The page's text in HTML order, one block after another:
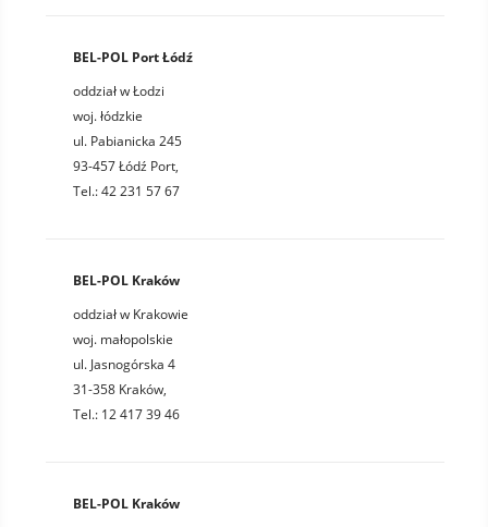
BEL-POL Port Łódź
oddział w Łodzi
woj. łódzkie
ul. Pabianicka 245
93-457 Łódź Port,
Tel.: 42 231 57 67
BEL-POL Kraków
oddział w Krakowie
woj. małopolskie
ul. Jasnogórska 4
31-358 Kraków,
Tel.: 12 417 39 46
BEL-POL Kraków